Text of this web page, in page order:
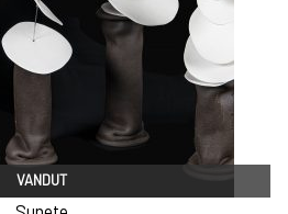
VANDUT